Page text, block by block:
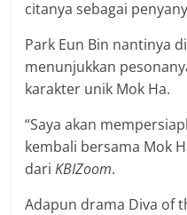
citanya sebagai
Park Eun Bin nantinya
menunjukkan
karakter unik Mok Ha.
“Saya akan
kembali bersama Mok
dariKBIZoom.
Adapun drama Diva of